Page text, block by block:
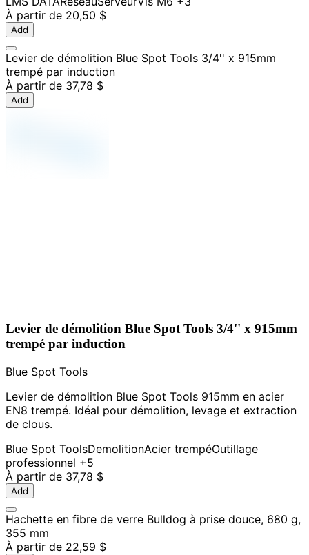
À partir de 20,50 $
Add
Levier de démolition Blue Spot Tools 3/4'' x 915mm
trempé par induction
À partir de 37,78 $
Add
Levier de démolition Blue Spot Tools 3/4'' x 915mm
trempé par induction
Blue Spot Tools
Levier de démolition Blue Spot Tools 915mm en acier
EN8 trempé. Idéal pour démolition, levage et extraction
de clous.
Blue Spot ToolsDemolitionAcier trempéOutillage
professionnel +5
À partir de 37,78 $
Add
Hachette en fibre de verre Bulldog à prise douce, 680 g,
355 mm
À partir de 22,59 $